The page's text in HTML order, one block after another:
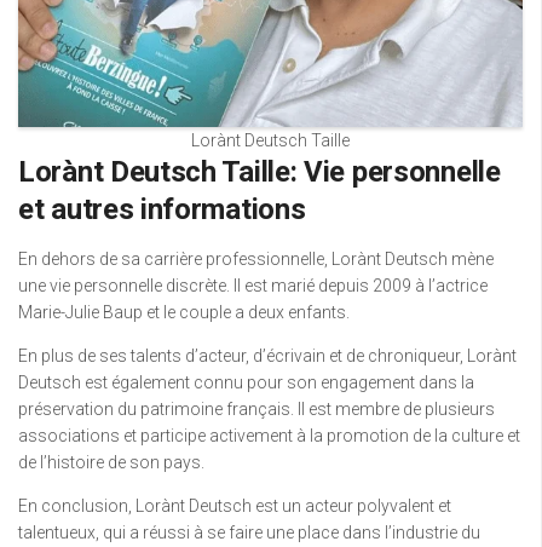
Lorànt Deutsch Taille
Lorànt Deutsch Taille: Vie personnelle
et autres informations
En dehors de sa carrière professionnelle, Lorànt Deutsch mène
une vie personnelle discrète. Il est marié depuis 2009 à l’actrice
Marie-Julie Baup et le couple a deux enfants.
En plus de ses talents d’acteur, d’écrivain et de chroniqueur, Lorànt
Deutsch est également connu pour son engagement dans la
préservation du patrimoine français. Il est membre de plusieurs
associations et participe activement à la promotion de la culture et
de l’histoire de son pays.
En conclusion, Lorànt Deutsch est un acteur polyvalent et
talentueux, qui a réussi à se faire une place dans l’industrie du